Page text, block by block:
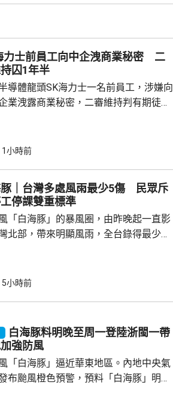
力士前員工向中企洩商業秘密 二
囚1年半
導體龍頭SK海力士一名前員工，涉嫌向
業洩露商業秘密，二審維持判有期徒刑
拍攝商業秘密資料，包括公司的圖形傳
技術保護法》與背信罪。二審法院指，
露的商業秘密是公司多年投入大量資源
的成果，如果從輕處罰，將...
1小時前
豚｜台灣多處風雨最少5傷 民眾斥
停課雙重標準
「白海豚」的暴風圈，由昨晚起一直影
北部，帶來明顯風雨，全台錄得最少
出陸上警報，但在外圍環流影響下，北
過170毫米，預料北部地區雨勢要到今
。 目前只有連江縣和桃園市的
停工停課，網上有民眾批評...
5小時前
白海豚料明晚至周一登陸浙閩一帶
強防風
「白海豚」逼近華東地區。內地中央氣
布颱風橙色預警，預料「白海豚」明晚